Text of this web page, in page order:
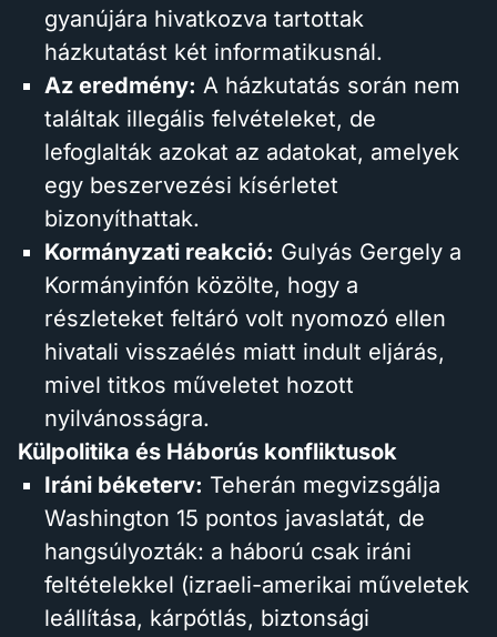
gyanújára hivatkozva tartottak
házkutatást két informatikusnál.
Az eredmény: A házkutatás során nem
találtak illegális felvételeket, de
lefoglalták azokat az adatokat, amelyek
egy beszervezési kísérletet
bizonyíthattak.
Kormányzati reakció: Gulyás Gergely a
Kormányinfón közölte, hogy a
részleteket feltáró volt nyomozó ellen
hivatali visszaélés miatt indult eljárás,
mivel titkos műveletet hozott
nyilvánosságra.
Külpolitika és Háborús konfliktusok
Iráni béketerv: Teherán megvizsgálja
Washington 15 pontos javaslatát, de
hangsúlyozták: a háború csak iráni
feltételekkel (izraeli-amerikai műveletek
leállítása, kárpótlás, biztonsági